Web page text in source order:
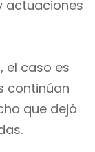
actuaciones
el caso es
continúan
que dejó